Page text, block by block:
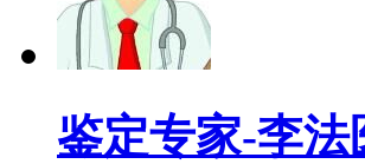
鉴定专家-李法